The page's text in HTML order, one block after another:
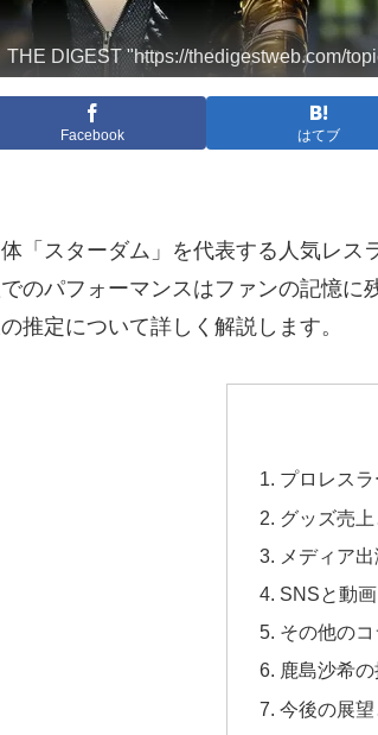
THE DIGEST "https://thedigestweb.com/
Facebook はてブ
「スターダム」を代表する人気レ
のパフォーマンスはファンの記憶
推定について詳しく解説します。
プロレス
グッズ売
メディア
SNSと動
その他の
鹿島沙希
今後の展